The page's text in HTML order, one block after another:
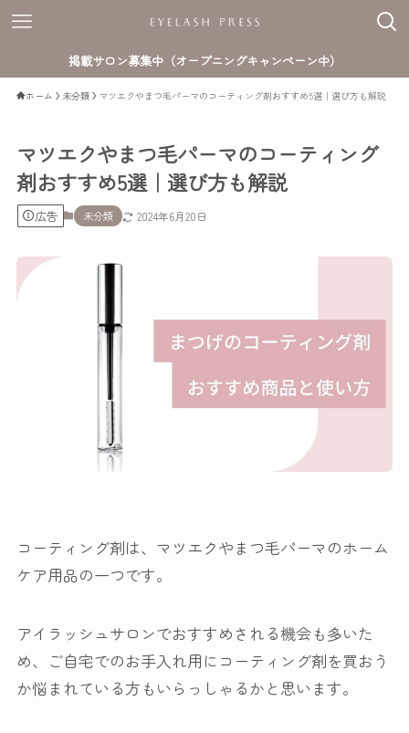
掲載サロン募集中（オープニングキャンペーン中）
ホーム 未分類 マツエクやまつ毛パーマのコーティング剤おすすめ5選｜選び方も解説
マツエクやまつ毛パーマのコーティング
剤おすすめ5選｜選び方も解説
広告 未分類 2024年6月20日
コーティング剤は、 マツエクやまつ毛パーマのホーム
ケア用品の一つです。
アイラッシュサロンでおすすめされる機会も多いた
め、ご自宅でのお手入れ用にコーティング剤を買おう
か悩まれている方もいらっしゃるかと思います。